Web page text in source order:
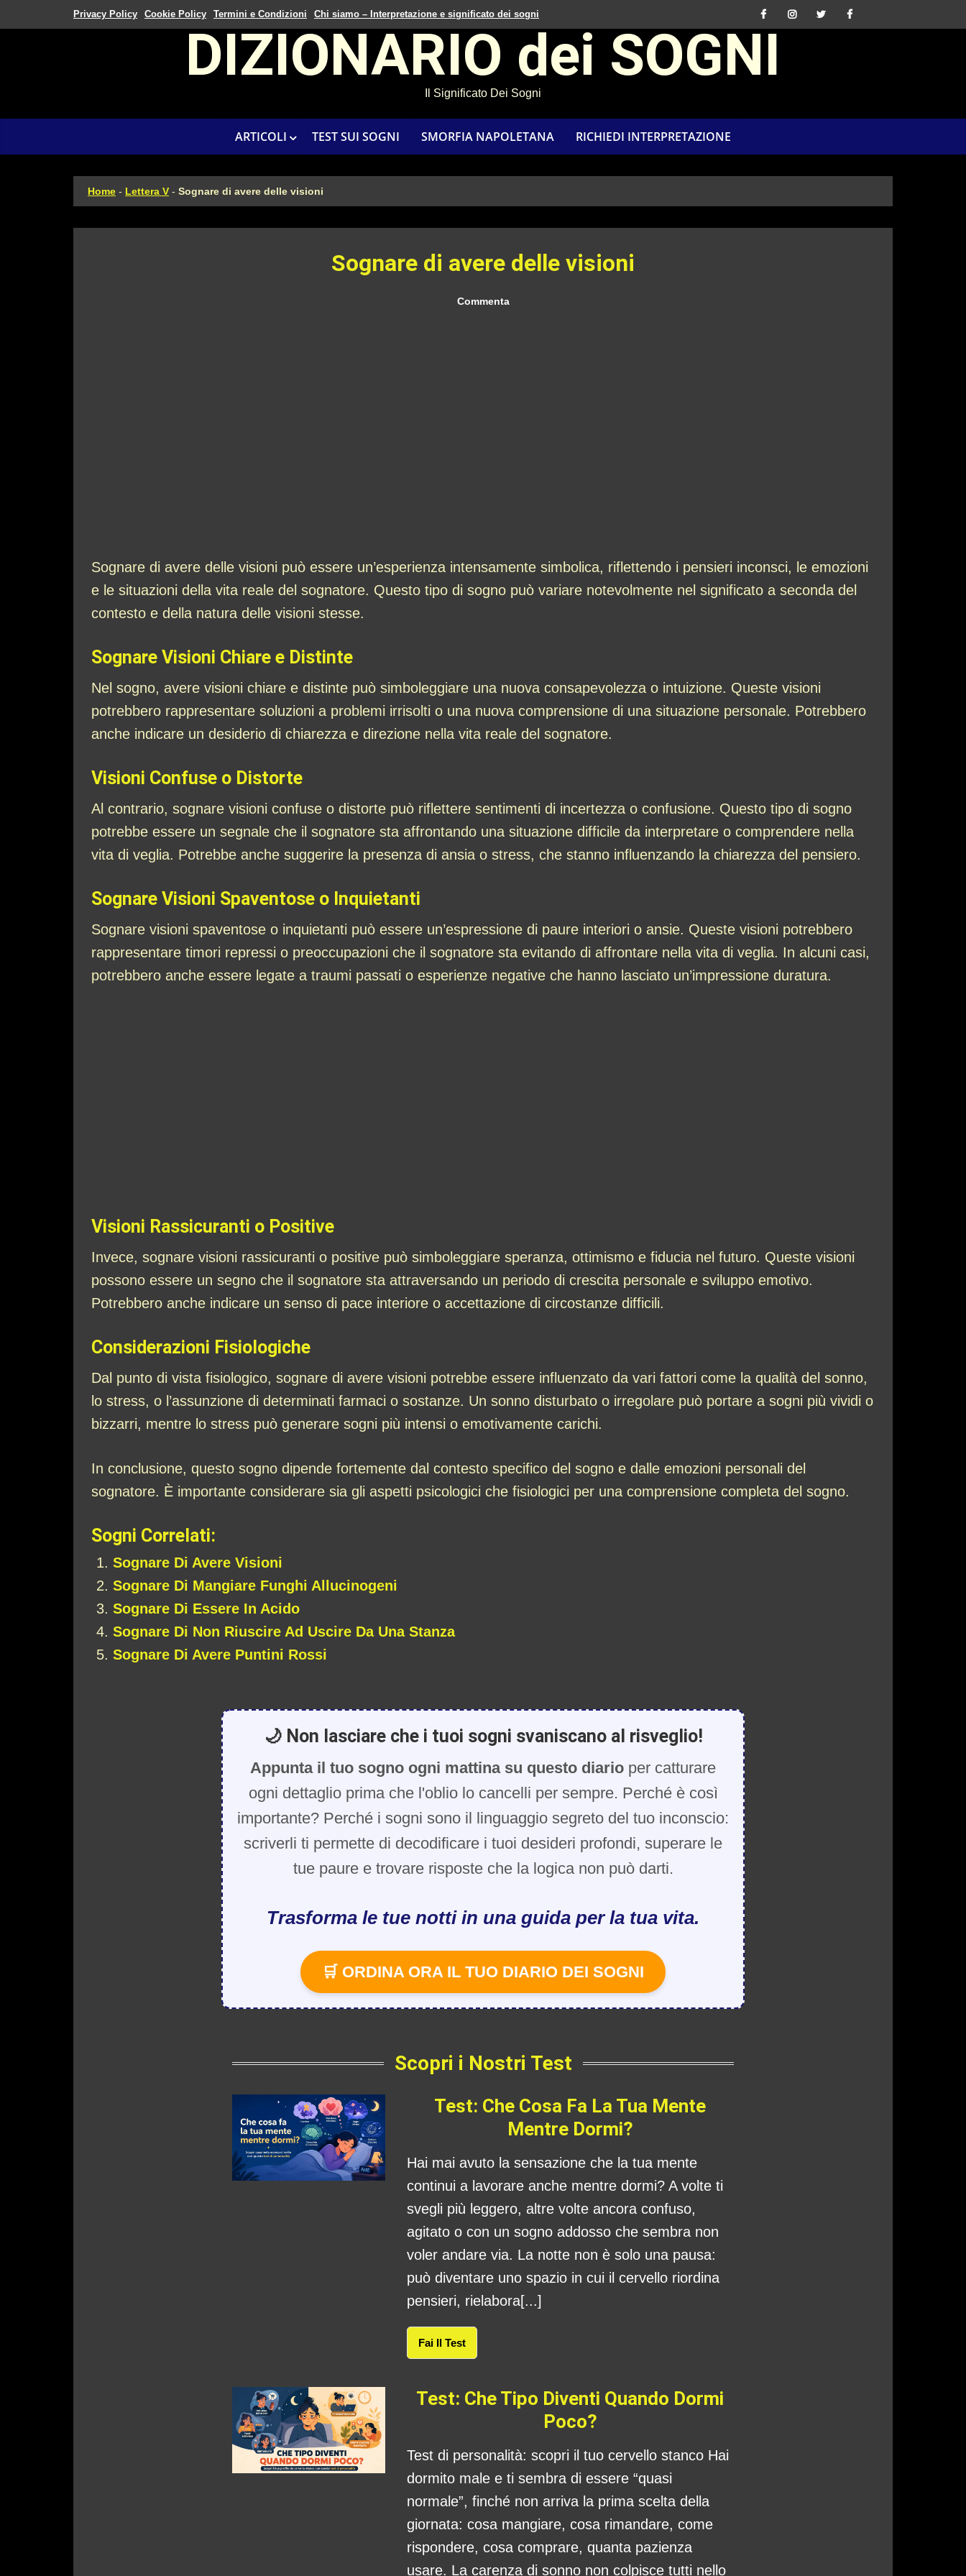
Privacy Policy Cookie Policy Termini e Condizioni Chi siamo – Interpretazione e significato dei sogni
DIZIONARIO dei SOGNI
Il Significato Dei Sogni
ARTICOLI TEST SUI SOGNI SMORFIA NAPOLETANA RICHIEDI INTERPRETAZIONE
Home - Lettera V - Sognare di avere delle visioni
Sognare di avere delle visioni
Commenta
Sognare di avere delle visioni può essere un’esperienza intensamente simbolica, riflettendo i pensieri inconsci, le emozioni
e le situazioni della vita reale del sognatore. Questo tipo di sogno può variare notevolmente nel significato a seconda del
contesto e della natura delle visioni stesse.
Sognare Visioni Chiare e Distinte
Nel sogno, avere visioni chiare e distinte può simboleggiare una nuova consapevolezza o intuizione. Queste visioni
potrebbero rappresentare soluzioni a problemi irrisolti o una nuova comprensione di una situazione personale. Potrebbero
anche indicare un desiderio di chiarezza e direzione nella vita reale del sognatore.
Visioni Confuse o Distorte
Al contrario, sognare visioni confuse o distorte può riflettere sentimenti di incertezza o confusione. Questo tipo di sogno
potrebbe essere un segnale che il sognatore sta affrontando una situazione difficile da interpretare o comprendere nella
vita di veglia. Potrebbe anche suggerire la presenza di ansia o stress, che stanno influenzando la chiarezza del pensiero.
Sognare Visioni Spaventose o Inquietanti
Sognare visioni spaventose o inquietanti può essere un’espressione di paure interiori o ansie. Queste visioni potrebbero
rappresentare timori repressi o preoccupazioni che il sognatore sta evitando di affrontare nella vita di veglia. In alcuni casi,
potrebbero anche essere legate a traumi passati o esperienze negative che hanno lasciato un’impressione duratura.
Visioni Rassicuranti o Positive
Invece, sognare visioni rassicuranti o positive può simboleggiare speranza, ottimismo e fiducia nel futuro. Queste visioni
possono essere un segno che il sognatore sta attraversando un periodo di crescita personale e sviluppo emotivo.
Potrebbero anche indicare un senso di pace interiore o accettazione di circostanze difficili.
Considerazioni Fisiologiche
Dal punto di vista fisiologico, sognare di avere visioni potrebbe essere influenzato da vari fattori come la qualità del sonno,
lo stress, o l’assunzione di determinati farmaci o sostanze. Un sonno disturbato o irregolare può portare a sogni più vividi o
bizzarri, mentre lo stress può generare sogni più intensi o emotivamente carichi.
In conclusione, questo sogno dipende fortemente dal contesto specifico del sogno e dalle emozioni personali del
sognatore. È importante considerare sia gli aspetti psicologici che fisiologici per una comprensione completa del sogno.
Sogni Correlati:
Sognare Di Avere Visioni
Sognare Di Mangiare Funghi Allucinogeni
Sognare Di Essere In Acido
Sognare Di Non Riuscire Ad Uscire Da Una Stanza
Sognare Di Avere Puntini Rossi
🌙 Non lasciare che i tuoi sogni svaniscano al risveglio!
Appunta il tuo sogno ogni mattina su questo diario per catturare
ogni dettaglio prima che l'oblio lo cancelli per sempre. Perché è così
importante? Perché i sogni sono il linguaggio segreto del tuo inconscio:
scriverli ti permette di decodificare i tuoi desideri profondi, superare le
tue paure e trovare risposte che la logica non può darti.
Trasforma le tue notti in una guida per la tua vita.
🛒 ORDINA ORA IL TUO DIARIO DEI SOGNI
Scopri i Nostri Test
Test: Che Cosa Fa La Tua Mente
Mentre Dormi?
Hai mai avuto la sensazione che la tua mente
continui a lavorare anche mentre dormi? A volte ti
svegli più leggero, altre volte ancora confuso,
agitato o con un sogno addosso che sembra non
voler andare via. La notte non è solo una pausa:
può diventare uno spazio in cui il cervello riordina
pensieri, rielabora[...]
Fai Il Test
Test: Che Tipo Diventi Quando Dormi
Poco?
Test di personalità: scopri il tuo cervello stanco Hai
dormito male e ti sembra di essere “quasi
normale”, finché non arriva la prima scelta della
giornata: cosa mangiare, cosa rimandare, come
rispondere, cosa comprare, quanta pazienza
usare. La carenza di sonno non colpisce tutti nello